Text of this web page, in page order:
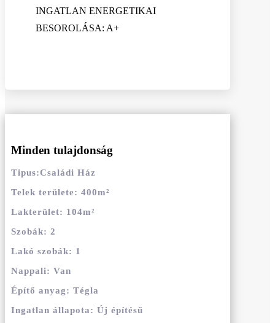
INGATLAN ENERGETIKAI
BESOROLÁSA: A+
Minden tulajdonság
Tipus:Családi Ház
Telek területe: 400m²
Lakterület: 104m²
Szobák: 2
Lakó szobák: 1
Nappali: Van
Építő anyag: Tégla
Ingatlan állapota: Új építésű